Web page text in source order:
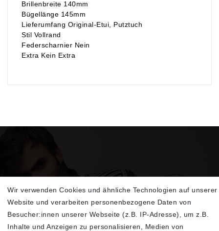
Brillenbreite 140mm
Bügellänge 145mm
Lieferumfang Original-Etui, Putztuch
Stil Vollrand
Federscharnier Nein
Extra Kein Extra
Sehen Sie sich unsere neu eingetroffenen
Highlights an
Wir verwenden Cookies und ähnliche Technologien auf unserer
Website und verarbeiten personenbezogene Daten von
Besucher:innen unserer Webseite (z.B. IP-Adresse), um z.B.
Inhalte und Anzeigen zu personalisieren, Medien von